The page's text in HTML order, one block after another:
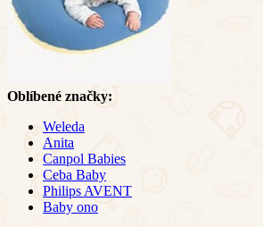
Oblíbené značky:
Weleda
Anita
Canpol Babies
Ceba Baby
Philips AVENT
Baby ono